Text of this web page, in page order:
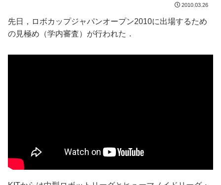
2010.03.26
先日，ロボカップジャパンオープン2010に出場するため
の見極め（学内審査）が行われた．